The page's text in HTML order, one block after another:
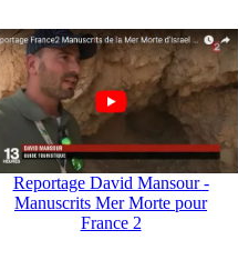
Reportage David Mansour -
Manuscrits Mer Morte pour
France 2